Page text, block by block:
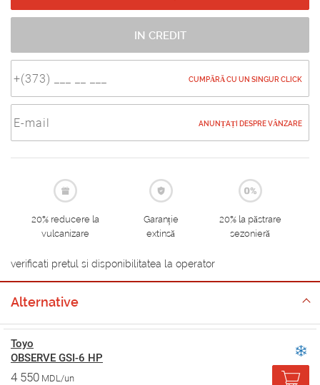
IN CREDIT
CUMPĂRĂ CU UN SINGUR CLICK
ANUNȚAȚI DESPRE VÂNZARE
20% reducere la
vulcanizare
Garanție
extinsă
20% la păstrare
sezonieră
verificati pretul si disponibilitatea la operator
Alternative
Toyo
OBSERVE GSI-6 HP
4 550 MDL/un